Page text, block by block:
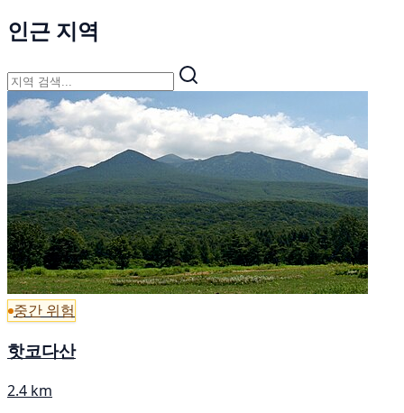
인근 지역
중간 위험
핫코다산
2.4 km